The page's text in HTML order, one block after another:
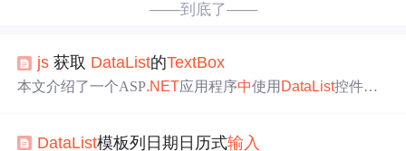
——到底了——
js 获取 DataList的TextBox
本文介绍了一个ASP.NET应用程序中使用 DataList控件进
法时触发服务器端按钮点击事件进行求和操作。
DataList模板列日期日历式输入